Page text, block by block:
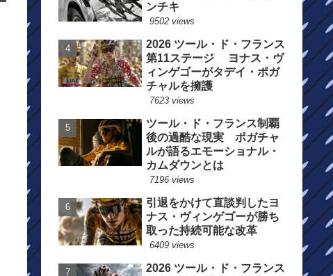
ンチキ
9502 views
2026 ツール・ド・フランス
第11ステージ ヨナス・ヴ
ィンゲゴーがタデイ・ポガ
チャルを擁護
7623 views
ツール・ド・フランス制覇
後の過酷な現実 ポガチャ
ルが語るエモーショナル・
カムダウンとは
7196 views
引退をかけて直談判したヨ
ナス・ヴィンゲゴーが勝ち
取った持続可能な改革
6409 views
2026 ツール・ド・フランス